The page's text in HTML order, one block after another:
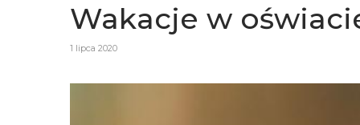
Wakacje w
1 lipca 2020